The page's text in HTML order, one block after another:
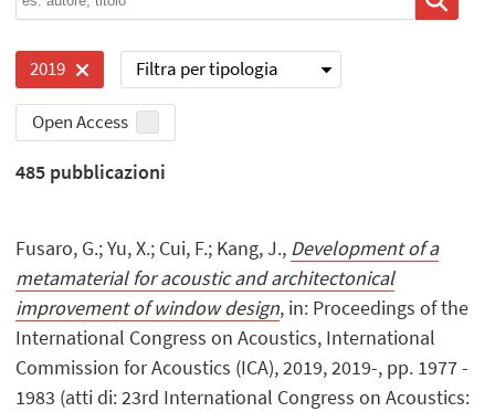
2019 Filtra per tipologia
Open Access
485 pubblicazioni
Fusaro, G.; Yu, X.; Cui, F.; Kang, J., Development of a
metamaterial for acoustic and architectonical
improvement of window design, in: Proceedings of the
International Congress on Acoustics, International
Commission for Acoustics (ICA), 2019, 2019-, pp. 1977 -
1983 (atti di: 23rd International Congress on Acoustics: